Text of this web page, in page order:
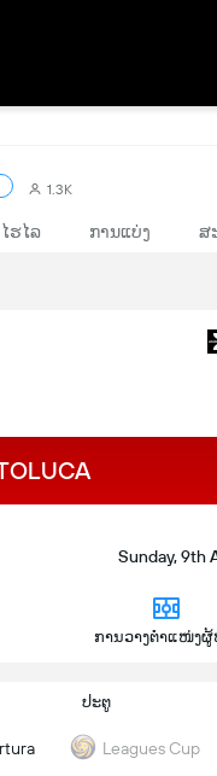
1.3K
ໄຮໄລ ການແບ່ງ ສ
Sunday, 9th
ການວາງຕຳແໜ່ງ
ປະຕູ
Leagues Cup